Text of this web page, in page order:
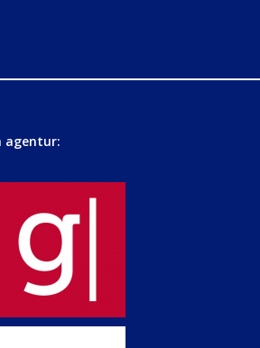
agentur: